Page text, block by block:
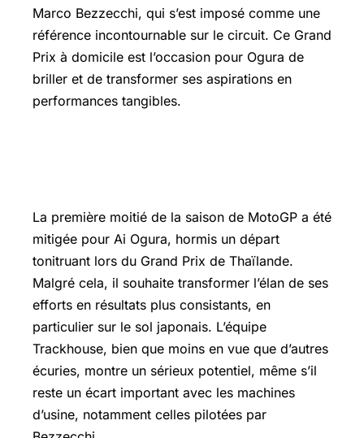
Marco Bezzecchi, qui s’est imposé comme une
référence incontournable sur le circuit. Ce Grand
Prix à domicile est l’occasion pour Ogura de
briller et de transformer ses aspirations en
performances tangibles.
La première moitié de la saison de MotoGP a été
mitigée pour Ai Ogura, hormis un départ
tonitruant lors du Grand Prix de Thaïlande.
Malgré cela, il souhaite transformer l’élan de ses
efforts en résultats plus consistants, en
particulier sur le sol japonais. L’équipe
Trackhouse, bien que moins en vue que d’autres
écuries, montre un sérieux potentiel, même s’il
reste un écart important avec les machines
d’usine, notamment celles pilotées par